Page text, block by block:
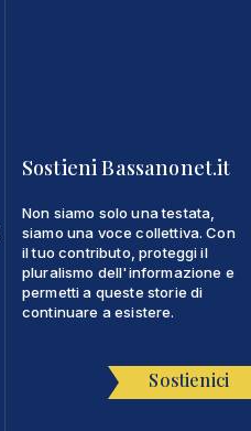
Sostieni Bassanonet.it
Non siamo solo una testata,
siamo una voce collettiva. Con
il tuo contributo, proteggi il
pluralismo dell'informazione e
permetti a queste storie di
continuare a esistere.
Sostienici